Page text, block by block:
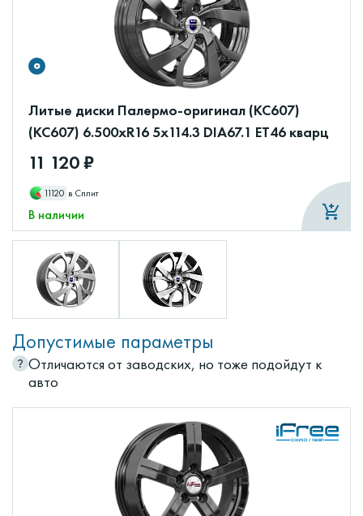
Литые диски Палермо-оригинал (КС607)
(КС607) 6.500xR16 5x114.3 DIA67.1 ET46 кварц
11 120 ₽
11120 в Сплит
В наличии
Допустимые параметры
Отличаются от заводских, но тоже подойдут к
авто